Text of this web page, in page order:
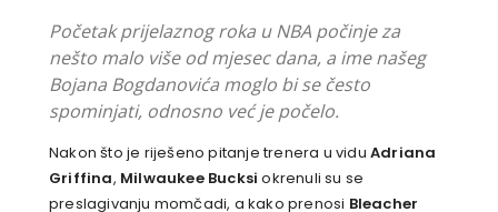
Početak prijelaznog roka u NBA počinje za
nešto malo više od mjesec dana, a ime našeg
Bojana Bogdanovića moglo bi se često
spominjati, odnosno već je počelo.
Nakon što je riješeno pitanje trenera u vidu Adriana
Griffina, Milwaukee Bucksi okrenuli su se
preslagivanju momčadi, a kako prenosi Bleacher